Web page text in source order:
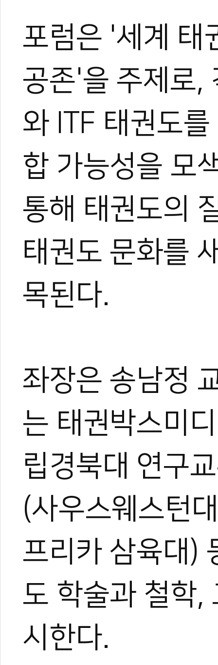
포럼은 '세계 태
공존'을 주제로,
와 ITF 태권도
합 가능성을 모
통해 태권도의
태권도 문화를
목된다.
좌장은 송남정
는 태권박스미
립경북대 연구
(사우스웨스턴
프리카 삼육대)
도 학술과 철학,
시한다.
무카스 편집팀